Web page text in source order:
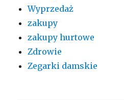
Wyprzedaż
zakupy
zakupy hurtowe
Zdrowie
Zegarki damskie